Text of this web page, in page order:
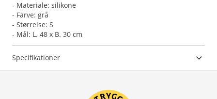
- Materiale: silikone
- Farve: grå
- Størrelse: S
- Mål: L. 48 x B. 30 cm
Specifikationer